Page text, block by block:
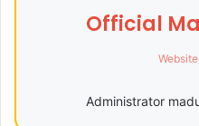
Official
Website
Administrator